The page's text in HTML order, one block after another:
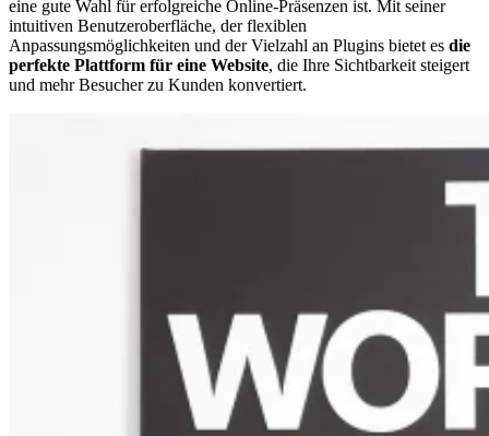
eine gute Wahl für erfolgreiche Online-Präsenzen ist. Mit seiner
intuitiven Benutzeroberfläche, der flexiblen
Anpassungsmöglichkeiten und der Vielzahl an Plugins bietet es die
perfekte Plattform für eine Website, die Ihre Sichtbarkeit steigert
und mehr Besucher zu Kunden konvertiert.